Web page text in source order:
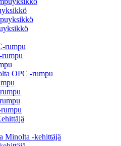
rumpu
OPC -rumpu
Minolta -kehittäjä